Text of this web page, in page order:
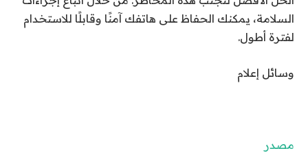
السلامة، يمكنك الحفاظ على هاتفك آمنًا وقابلًا للاستخدام
لفترة أطول.
وسائل إعلام
مصدر